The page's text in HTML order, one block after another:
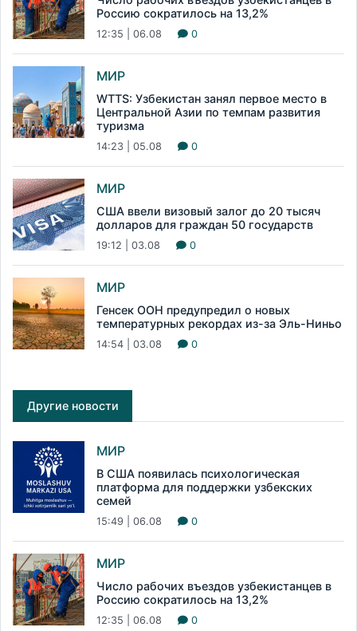
Россию сократилось на 13,2%
12:35 | 06.08 0
МИР
WTTS: Узбекистан занял первое место в
Центральной Азии по темпам развития
туризма
14:23 | 05.08 0
МИР
США ввели визовый залог до 20 тысяч
долларов для граждан 50 государств
19:12 | 03.08 0
МИР
Генсек ООН предупредил о новых
температурных рекордах из-за Эль-Ниньо
14:54 | 03.08 0
Другие новости
МИР
В США появилась психологическая
платформа для поддержки узбекских
семей
15:49 | 06.08 0
МИР
Число рабочих въездов узбекистанцев в
Россию сократилось на 13,2%
12:35 | 06.08 0